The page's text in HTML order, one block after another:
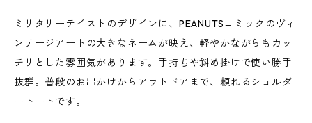
ミリタリーテイストのデザインに、PEANUTSコミックのヴィ
ンテージアートの大きなネームが映え、軽やかながらもカッ
チリとした雰囲気があります。手持ちや斜め掛けで使い勝手
抜群。普段のお出かけからアウトドアまで、頼れるショルダ
ートートです。